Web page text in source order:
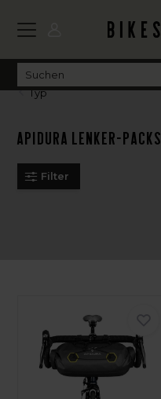
Typ
Apidura Lenker-Packs
Filter